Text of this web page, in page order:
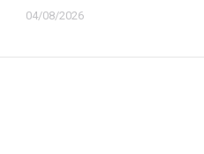
04/08/2026